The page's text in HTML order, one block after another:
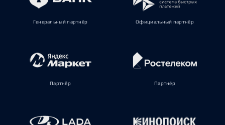
Генеральный партнёр Официальный партнёр
Партнёр Партнёр